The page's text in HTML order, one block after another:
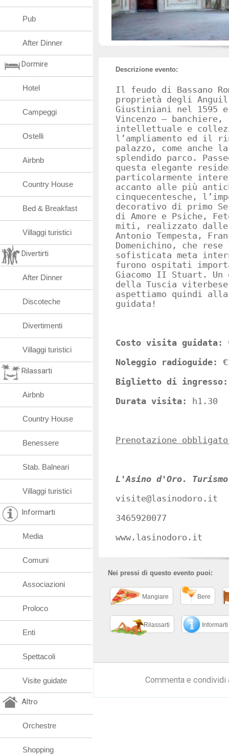
Descrizione evento:
Il feudo di Bassano
proprietà degli
Giustiniani nel 1595
Vincenzo –
intellettuale e
l’ampliamento ed il
palazzo, come anche
splendido parco.
questa elegante
particolarmente
accanto alle più
cinquecentesche,
decorativo di primo
di Amore e Psiche,
miti, realizzato dalle
Antonio Tempesta,
Domenichino, che
sofisticata meta
furono ospitati
Giacomo II Stuart.
della Tuscia
aspettiamo quindi
guidata!
Costo visita guidata:
Noleggio radioguide:
Biglietto di
Durata visita:
h1.30
Prenotazione
L'Asino d'Oro.
visite@lasinodoro.it
3465920077
www.lasinodoro.it
Nei pressi di questo evento puoi:
Mangiare Bere
Rilassarti Informarti
Commenta e
Pub
After Dinner
Dormire
Hotel
Campeggi
Ostelli
Airbnb
Country House
Bed & Breakfast
Villaggi turistici
Divertirti
After Dinner
Discoteche
Divertimenti
Villaggi turistici
Rilassarti
Airbnb
Country House
Benessere
Stab. Balneari
Villaggi turistici
Informarti
Media
Comuni
Associazioni
Proloco
Enti
Spettacoli
Visite guidate
Altro
Orchestre
Shopping